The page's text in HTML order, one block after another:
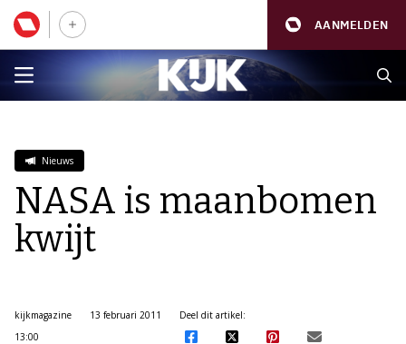
AANMELDEN
Nieuws
NASA is maanbomen
kwijt
kijkmagazine
13 februari 2011
13:00
Deel dit artikel: